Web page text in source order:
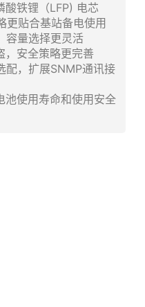
酸铁锂（LFP) 电芯
更贴合基站备电使用
容量选择更灵活
，安全策略更完善
配，扩展SNMP通讯接
池使用寿命和使用安全